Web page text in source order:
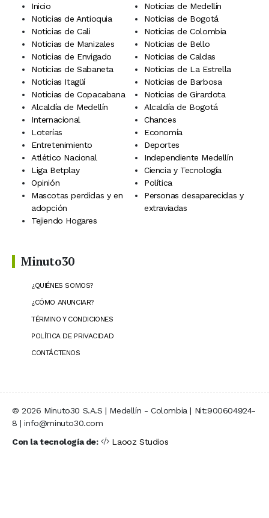
Inicio
Noticias de Medellín
Noticias de Antioquia
Noticias de Bogotá
Noticias de Cali
Noticias de Colombia
Noticias de Manizales
Noticias de Bello
Noticias de Envigado
Noticias de Caldas
Noticias de Sabaneta
Noticias de La Estrella
Noticias Itagüí
Noticias de Barbosa
Noticias de Copacabana
Noticias de Girardota
Alcaldía de Medellín
Alcaldía de Bogotá
Internacional
Chances
Loterías
Economía
Entretenimiento
Deportes
Atlético Nacional
Independiente Medellín
Liga Betplay
Ciencia y Tecnología
Opinión
Política
Mascotas perdidas y en
adopción
Personas desaparecidas y
extraviadas
Tejiendo Hogares
Minuto30
¿QUIÉNES SOMOS?
¿CÓMO ANUNCIAR?
TÉRMINO Y CONDICIONES
POLÍTICA DE PRIVACIDAD
CONTÁCTENOS
© 2026 Minuto30 S.A.S | Medellín - Colombia | Nit:900604924-
8 | info@minuto30.com
Con la tecnología de:
Laooz Studios